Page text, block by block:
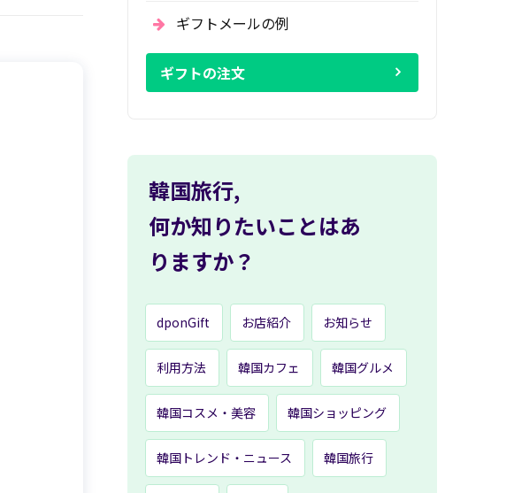
ギフトメールの例
ギフトの注文
韓国旅行,
何か知りたいことはあ
りますか？
dponGift お店紹介 お知らせ
利用方法 韓国カフェ 韓国グルメ
韓国コスメ・美容 韓国ショッピング
韓国トレンド・ニュース 韓国旅行